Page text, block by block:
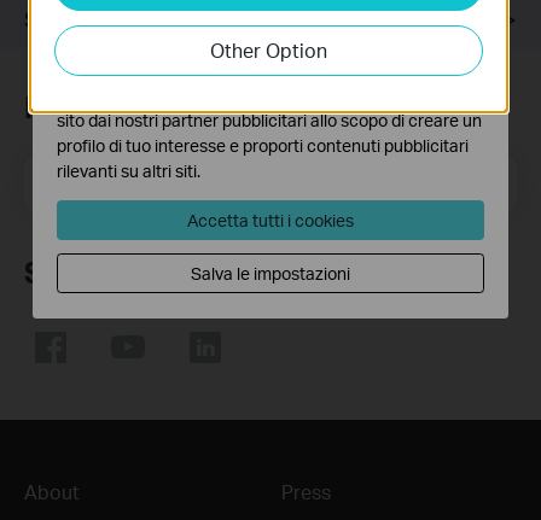
Supporto
Iscriviti alla newsletter
Indirizzo email
Seguici
About Press
Other Option
I cookies analitici ci permettono di analizzare le tue
attività sul nostro sito allo scopo di migliorarne le
funzionalità.
sito dai nostri partner pubblicitari allo scopo di creare un
profilo di tuo interesse e proporti contenuti pubblicitari
rilevanti su altri siti.
Accetta tutti i cookies
Salva le impostazioni